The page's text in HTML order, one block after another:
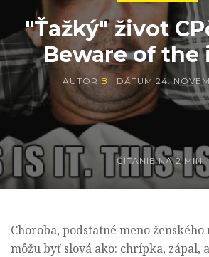
"Ťažký" život
Beware of the
AUTOR BII DÁTUM 24.
ČÍTANIE NA2 MIN
Choroba, podstatné meno
môžu byť slová ako: chrípka, zápal,